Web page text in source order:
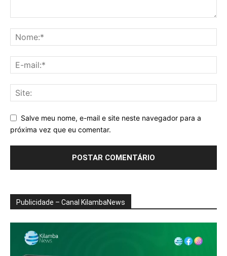
Salve meu nome, e-mail e site neste navegador para a
próxima vez que eu comentar.
Publicidade – Canal KilambaNews